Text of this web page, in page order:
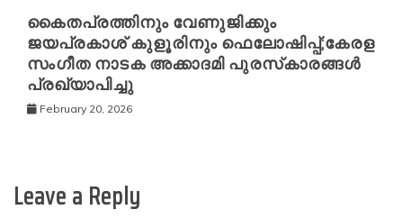
കൈതപ്രത്തിനും വേണുജിക്കും
ജയപ്രകാശ് കുളൂരിനും ഫെലോഷിപ്പ്;കേരള
സംഗീത നാടക അക്കാദമി പുരസ്‌കാരങ്ങള്‍
പ്രഖ്യാപിച്ചു
February 20, 2026
Leave a Reply